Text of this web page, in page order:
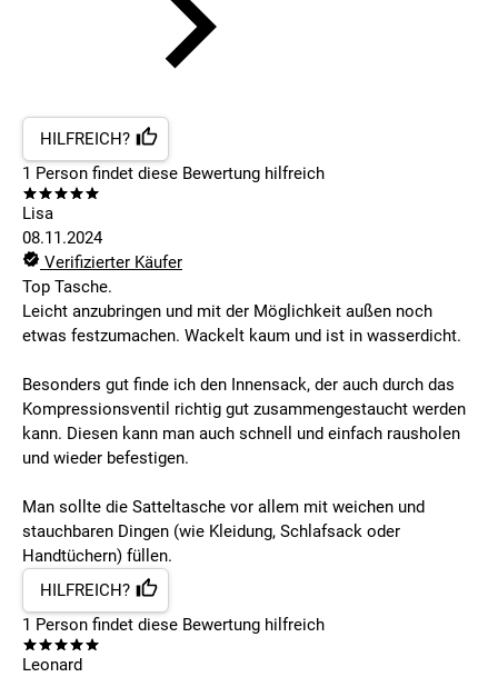
HILFREICH?
1 Person findet diese Bewertung hilfreich
Lisa
08.11.2024
Verifizierter Käufer
Top Tasche.
Leicht anzubringen und mit der Möglichkeit außen noch
etwas festzumachen. Wackelt kaum und ist in wasserdicht.
Besonders gut finde ich den Innensack, der auch durch das
Kompressionsventil richtig gut zusammengestaucht werden
kann. Diesen kann man auch schnell und einfach rausholen
und wieder befestigen.
Man sollte die Satteltasche vor allem mit weichen und
stauchbaren Dingen (wie Kleidung, Schlafsack oder
Handtüchern) füllen.
HILFREICH?
1 Person findet diese Bewertung hilfreich
Leonard